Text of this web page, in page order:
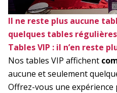
Il ne reste plus aucune
quelques tables
Tables VIP : il n’en reste
Nos tables VIP affichent
aucune et seulement
Offrez-vous une